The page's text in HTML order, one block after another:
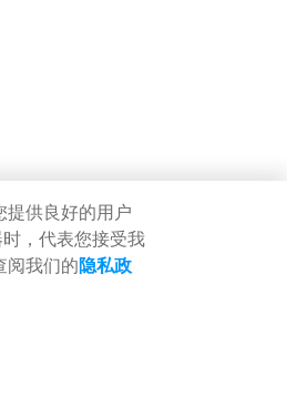
提供良好的用户
，代表您接受我
阅我们的隐私政